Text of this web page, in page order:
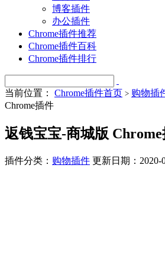
博客插件
办公插件
Chrome插件推荐
Chrome插件百科
Chrome插件排行
当前位置： Chrome插件首页 > 购物插
Chrome插件
返钱宝宝-商城版
插件分类： 购物插件 更新日期：2020-